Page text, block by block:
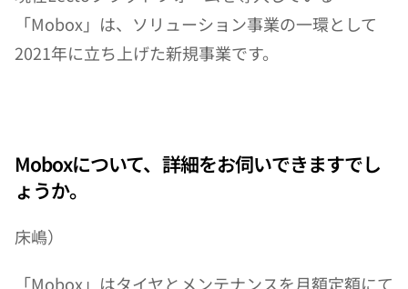
「Mobox」は、ソリューション事業の一環として
2021年に立ち上げた新規事業です。
Moboxについて、詳細をお伺いできますでし
ょうか。
床嶋）
「Mobox」はタイヤとメンテナンスを月額定額にて